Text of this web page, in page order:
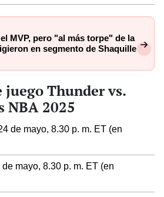
MVP, pero "al más torpe" de la
en segmento de Shaquille
juego Thunder vs.
NBA 2025
de mayo, 8.30 p. m. ET (en
mayo, 8.30 p. m. ET (en